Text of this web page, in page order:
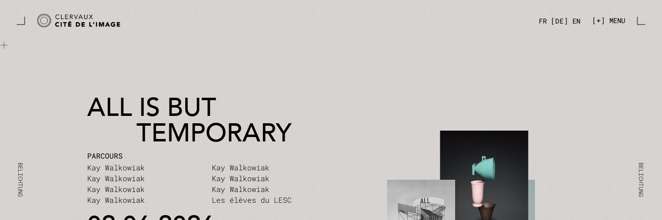
FR
DE EN + MENU
ALL IS BUT
TEMPORARY
PARCOURS
Kay Walkowiak
Kay Walkowiak
Kay Walkowiak
Kay Walkowiak
Kay Walkowiak
Kay Walkowiak
Kay Walkowiak
Les élèves du LESC